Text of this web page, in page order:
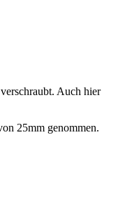
Auch hier
25mm genommen.